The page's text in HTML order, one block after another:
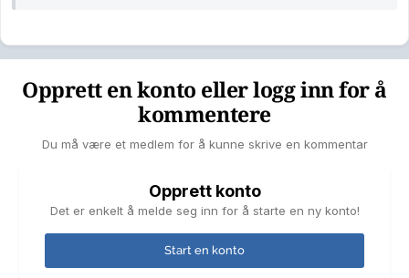
Opprett en konto eller logg inn for å
kommentere
Du må være et medlem for å kunne skrive en kommentar
Opprett konto
Det er enkelt å melde seg inn for å starte en ny konto!
Start en konto